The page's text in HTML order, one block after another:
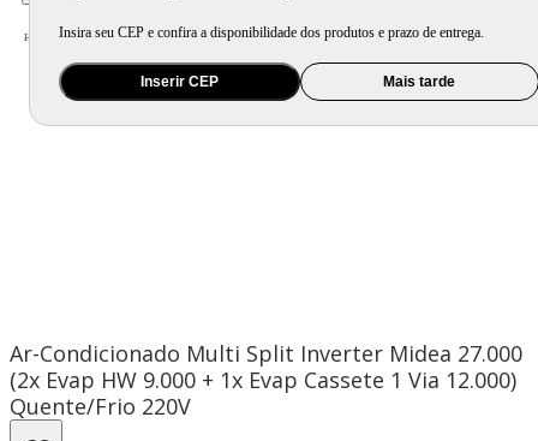
Insira seu CEP e confira a disponibilidade dos produtos e prazo de entrega.
Inserir CEP Mais tarde
Home Ar e Ventilação / Ar Condicionado
Ar-Condicionado Multi Split Inverter Midea 27.000
(2x Evap HW 9.000 + 1x Evap Cassete 1 Via 12.000)
Quente/Frio 220V